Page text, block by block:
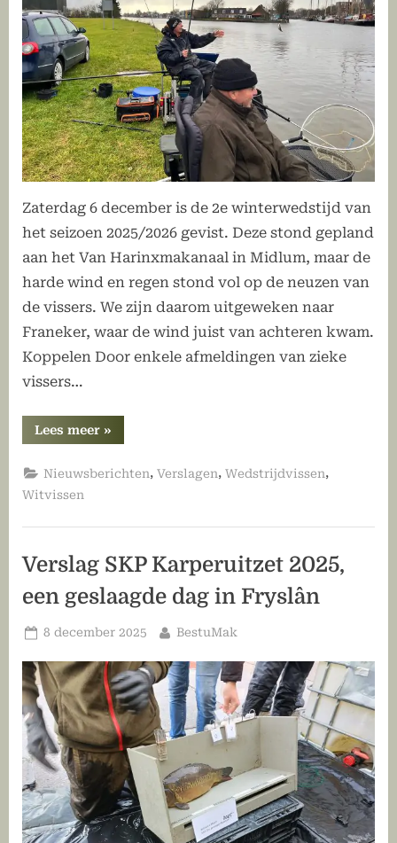
Zaterdag 6 december is de 2e winterwedstijd van
het seizoen 2025/2026 gevist. Deze stond gepland
aan het Van Harinxmakanaal in Midlum, maar de
harde wind en regen stond vol op de neuzen van
de vissers. We zijn daarom uitgeweken naar
Franeker, waar de wind juist van achteren kwam.
Koppelen Door enkele afmeldingen van zieke
vissers…
Lees meer“De
2e
winterwedstrijd
is
»
Nieuwsberichten,Verslagen,Wedstrijdvissen,
Witvissen
Verslag SKP Karperuitzet 2025,
een geslaagde dag in Fryslân
Geplaatst
8 december 2025 Door
BestuMak